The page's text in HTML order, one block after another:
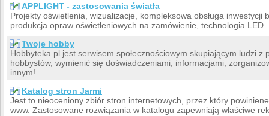
APPLIGHT - zastosowania światła
Projekty oświetlenia, wizualizacje, kompleksowa obsługa inwestycji
produkcja opraw oświetleniowych na zamówienie, technologia LED.
Twoje hobby
Hobbyteka.pl jest serwisem społecznościowym skupiającym ludzi z
hobbystów, wymienić się doświadczeniami, informacjami,
innym!
Katalog stron Jarmi
Jest to nieoceniony zbiór stron internetowych, przez który
www. Zastosowane rozwiązania w katalogu zapewniają właściwe